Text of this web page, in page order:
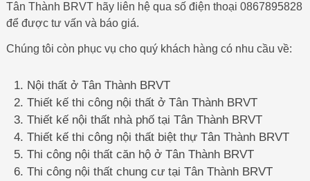
Tân Thành BRVT hãy liên hệ qua số điện thoại 0867895828
để được tư vấn và báo giá.
Chúng tôi còn phục vụ cho quý khách hàng có nhu cầu về:
Nội thất ở Tân Thành BRVT
Thiết kế thi công nội thất ở Tân Thành BRVT
Thiết kế nội thất nhà phố tại Tân Thành BRVT
Thiết kế thi công nội thất biệt thự Tân Thành BRVT
Thi công nội thất căn hộ ở Tân Thành BRVT
Thi công nội thất chung cư tại Tân Thành BRVT